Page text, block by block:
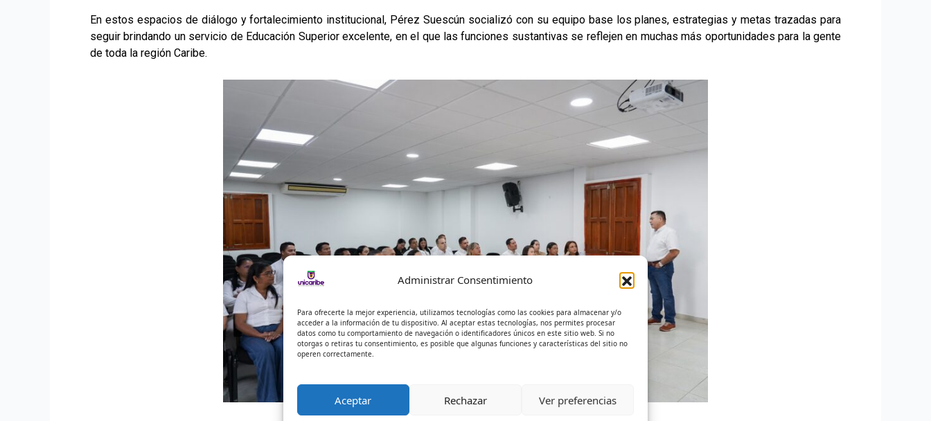
Administrar Consentimiento
Para ofrecerte la mejor experiencia, utilizamos tecnologías como las cookies para almacenar y/o
acceder a la información de tu dispositivo. Al aceptar estas tecnologías, nos permites procesar
datos como tu comportamiento de navegación o identificadores únicos en este sitio web. Si no
otorgas o retiras tu consentimiento, es posible que algunas funciones y características del sitio no
operen correctamente.
Aceptar Rechazar Ver preferencias
En estos espacios de diálogo y fortalecimiento institucional, Pérez Suescún socializó con su equipo base los planes, estrategias y metas trazadas para
seguir brindando un servicio de Educación Superior excelente, en el que las funciones sustantivas se reflejen en muchas más oportunidades para la gente
de toda la región Caribe.